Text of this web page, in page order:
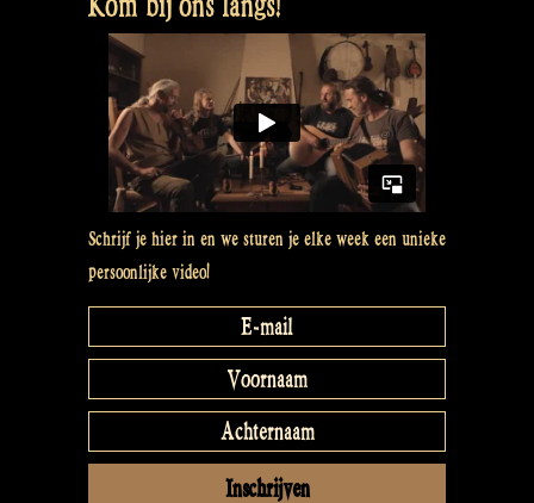
Schrijf je hier in en we sturen je elke week een unieke
persoonlijke video!